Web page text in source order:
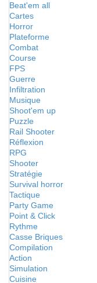
Beat'em all
Cartes
Horror
Plateforme
Combat
Course
FPS
Guerre
Infiltration
Musique
Shoot'em up
Puzzle
Rail Shooter
Réflexion
RPG
Shooter
Stratégie
Survival horror
Tactique
Party Game
Point & Click
Rythme
Casse Briques
Compilation
Action
Simulation
Cuisine